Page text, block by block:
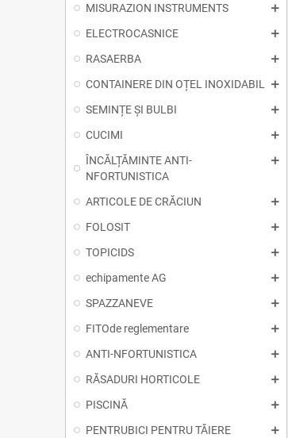
MISURAZION INSTRUMENTS
ELECTROCASNICE
RASAERBA
CONTAINERE DIN OȚEL INOXIDABIL
SEMINȚE ȘI BULBI
CUCIMI
ÎNCĂLȚĂMINTE ANTI-
NFORTUNISTICA
ARTICOLE DE CRĂCIUN
FOLOSIT
TOPICIDS
echipamente AG
SPAZZANEVE
FITOde reglementare
ANTI-NFORTUNISTICA
RĂSADURI HORTICOLE
PISCINĂ
PENTRUBICI PENTRU TĂIERE